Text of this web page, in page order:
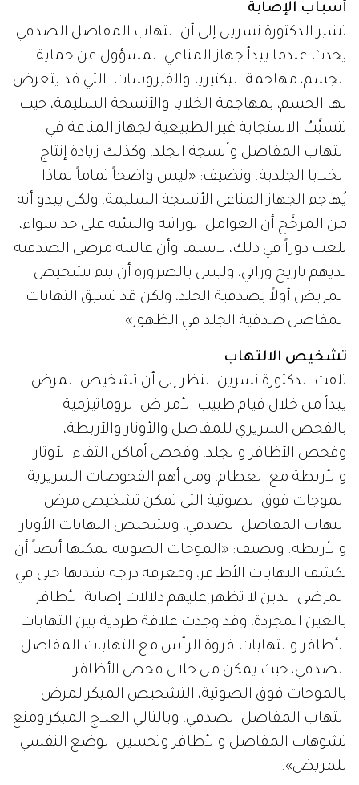
أسباب الإصابة
تشير الدكتورة نسرين إلى أن التهاب المفاصل الصدفي،
يحدث عندما يبدأ جهاز المناعي المسؤول عن حماية
الجسم، مهاجمة البكتيريا والفيروسات، التي قد يتعرض
لها الجسم، بمهاجمة الخلايا والأنسجة السليمة، حيث
تتسبَّبُ الاستجابة غير الطبيعية لجهاز المناعة في
التهاب المفاصل وأنسجة الجلد، وكذلك زيادة إنتاج
الخلايا الجلدية. وتضيف: «ليس واضحاً تماماً لماذا
يُهاجم الجهاز المناعي الأنسجة السليمة، ولكن يبدو أنه
من المرجَّح أن العوامل الوراثية والبيئية على حد سواء،
تلعب دوراً في ذلك، لاسيما وأن غالبية مرضى الصدفية
لديهم تاريخ وراثي، وليس بالضرورة أن يتم تشخيص
المريض أولاً بصدفية الجلد، ولكن قد تسبق التهابات
المفاصل صدفية الجلد في الظهور».
تشخيص الالتهاب
تلفت الدكتورة نسرين النظر إلى أن تشخيص المرض
يبدأ من خلال قيام طبيب الأمراض الروماتيزمية
بالفحص السريري للمفاصل والأوتار والأربطة،
وفحص الأظافر والجلد، وفحص أماكن التقاء الأوتار
والأربطة مع العظام، ومن أهم الفحوصات السريرية
الموجات فوق الصوتية التي تمكن تشخيص مرض
التهاب المفاصل الصدفي، وتشخيص التهابات الأوتار
والأربطة. وتضيف: «الموجات الصوتية يمكنها أيضاً أن
تكشف التهابات الأظافر، ومعرفة درجة شدتها حتى في
المرضى الذين لا تظهر عليهم دلالات إصابة الأظافر
بالعين المجردة، وقد وجدت علاقة طردية بين التهابات
الأظافر والتهابات فروة الرأس مع التهابات المفاصل
الصدفي، حيث يمكن من خلال فحص الأظافر
بالموجات فوق الصوتية، التشخيص المبكر لمرض
التهاب المفاصل الصدفي، وبالتالي العلاج المبكر ومنع
تشوهات المفاصل والأظافر وتحسين الوضع النفسي
للمريض».